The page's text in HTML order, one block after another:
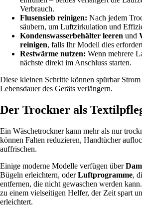
Verbrauch.
Flusensieb reinigen: Nach jedem
säubern, um Luftzirkulation und
Kondenswasserbehälter leeren und
reinigen, falls Ihr Modell dies
Restwärme nutzen: Wenn mehrere
nächste direkt im Anschluss starten.
Diese kleinen Schritte können spürbar
Lebensdauer des Geräts verlängern.
Der Trockner als
Ein Wäschetrockner kann mehr als nur
können Falten reduzieren, Handtücher
auffrischen.
Einige moderne Modelle verfügen über
Bügeln erleichtern, oderLuftprogramme,
entfernen, die nicht gewaschen werden
zu einem vielseitigen Helfer, der Zeit spart
erleichtert.